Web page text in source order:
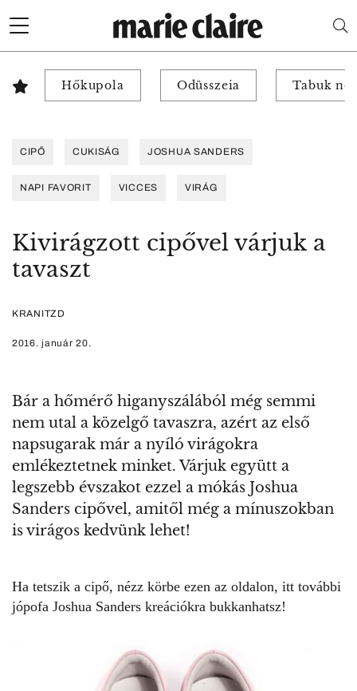
Hőkupola Odüsszeia Tabuk
CIPŐ CUKISÁG JOSHUA SANDERS
NAPI FAVORIT VICCES VIRÁG
Kivirágzott cipővel várjuk a
tavaszt
KRANITZD
2016. január 20.
Bár a hőmérő higanyszálából még semmi
nem utal a közelgő tavaszra, azért az első
napsugarak már a nyíló virágokra
emlékeztetnek minket. Várjuk együtt a
legszebb évszakot ezzel a mókás Joshua
Sanders cipővel, amitől még a mínuszokban
is virágos kedvünk lehet!
Ha tetszik a cipő, nézz körbe ezen az oldalon, itt további
jópofa Joshua Sanders kreációkra bukkanhatsz!